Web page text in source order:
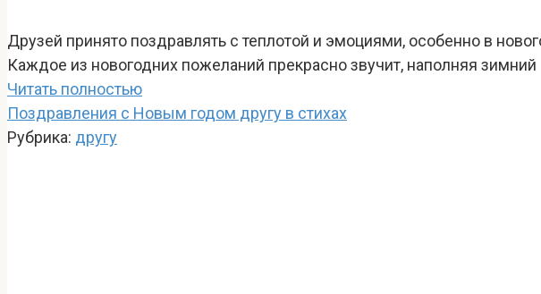
Друзей принято поздравлять с теплотой и эмоциями, особенно в
Каждое из новогодних пожеланий прекрасно звучит, наполняя зимний
Читать полностью
Поздравления с Новым годом другу в стихах
Рубрика: другу